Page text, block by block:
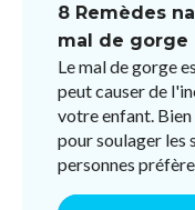
8 Remèdes
mal de
Le mal de gorge
peut causer de
votre enfant.
pour soulager les
personnes